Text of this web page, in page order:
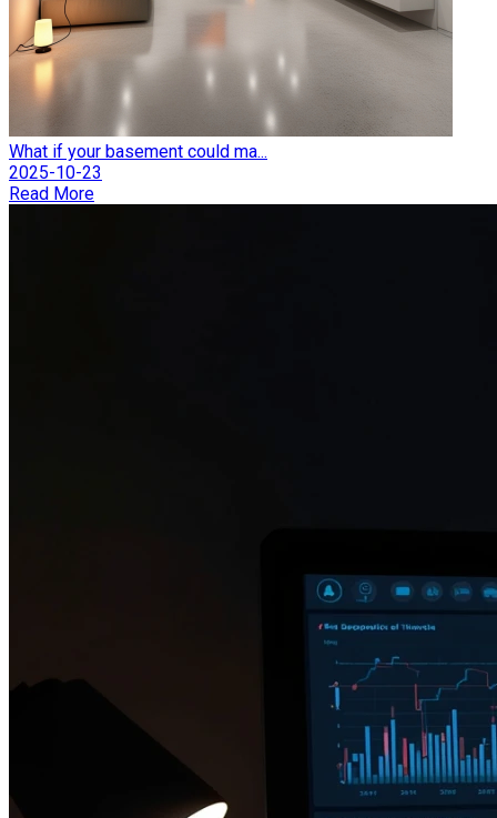
What if your basement could ma...
2025-10-23
Read More